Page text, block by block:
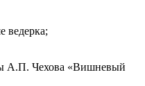
ведерка;
А.П. Чехова «Вишневый